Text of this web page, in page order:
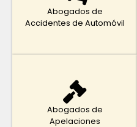
Abogados de
Accidentes de Automóvil
Abogados de
Apelaciones